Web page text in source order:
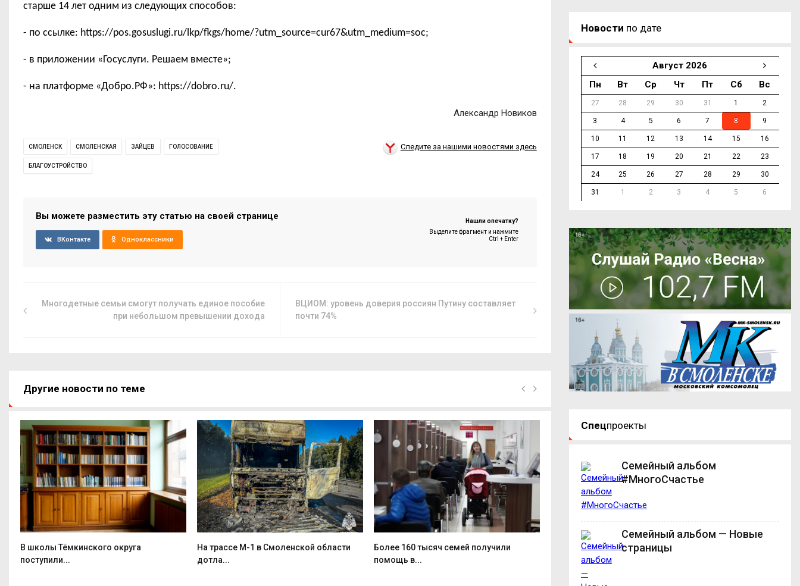
старше 14 лет одним из следующих способов:
- по ссылке: https://pos.gosuslugi.ru/lkp/fkgs/home/?utm_source=cur67&utm_medium=soc;
- в приложении «Госуслуги. Решаем вместе»;
- на платформе «Добро.РФ»: https://dobro.ru/.
Александр Новиков
СМОЛЕНСК СМОЛЕНСКАЯ ЗАЙЦЕВ ГОЛОСОВАНИЕ
БЛАГОУСТРОЙСТВО
Следите за нашими новостями здесь
Вы можете разместить эту статью на своей странице
ВКонтакте Одноклассники
Нашли опечатку?
Выделите фрагмент и нажмите
Ctrl + Enter
Многодетные семьи смогут получать единое пособие
при небольшом превышении дохода
ВЦИОМ: уровень доверия россиян Путину составляет
почти 74%
Другие новости по теме
В школы Тёмкинского округа
поступили...
На трассе М-1 в Смоленской области
дотла...
Более 160 тысяч семей получили
помощь в...
На Смоленщине идёт масштабное
обновление...
Новости по дате
Август 2026
Пн
Вт Ср Чт Пт Сб Вс
27 28 29 30 31 1 2
3 4 5 6 7 8 9
10 11 12 13 14 15 16
17 18 19 20 21 22 23
24 25 26 27 28 29 30
31 1 2 3 4 5 6
Спецпроекты
Семейный альбом
#МногоСчастье
Семейный альбом — Новые
страницы